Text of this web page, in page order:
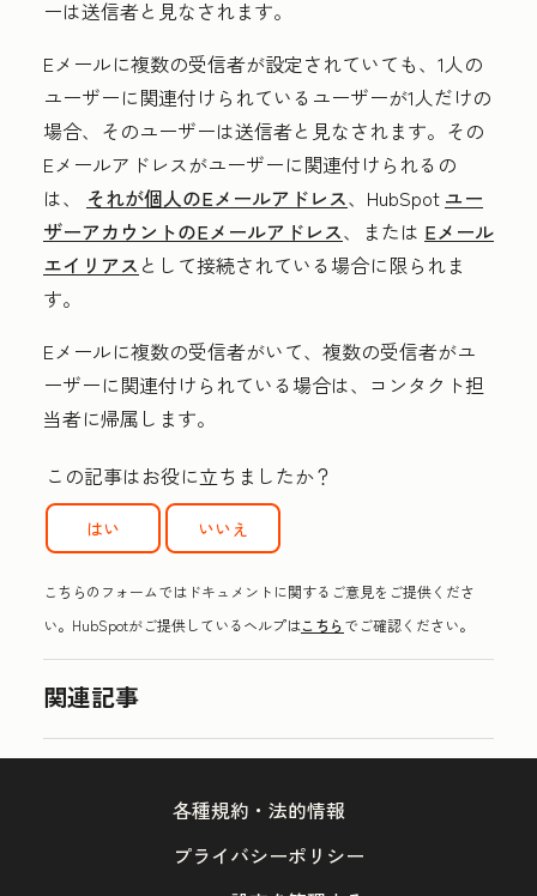
ーは送信者と見なされます。
Eメールに複数の受信者が設定されていても、1人の
ユーザーに関連付けられているユーザーが1人だけの
場合、そのユーザーは送信者と見なされます。その
Eメールアドレスがユーザーに関連付けられるの
は、 それが個人のEメールアドレス、HubSpot ユー
ザーアカウントのEメールアドレス、または Eメール
エイリアス として接続されている場合に限られま
す。
Eメールに複数の受信者がいて、複数の受信者がユ
ーザーに関連付けられている場合は、コンタクト担
当者に帰属します。
この記事はお役に立ちましたか？
はい いいえ
こちらのフォームではドキュメントに関するご意見をご提供くださ
い。HubSpotがご提供しているヘルプはこちらでご確認ください。
関連記事
各種規約・法的情報
プライバシーポリシー